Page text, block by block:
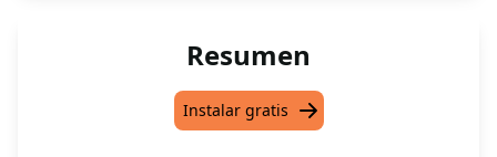
Resumen
Instalar gratis